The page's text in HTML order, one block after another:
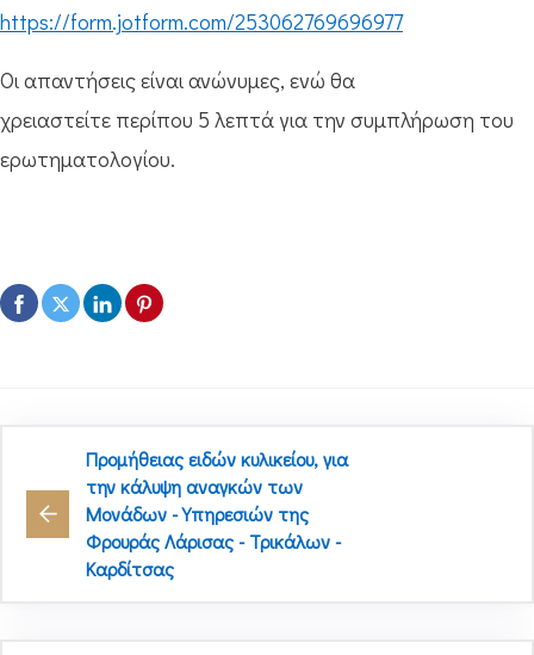
https://form.jotform.com/253062769696977
Οι απαντήσεις είναι ανώνυμες, ενώ θα
χρειαστείτε περίπου 5 λεπτά για την συμπλήρωση του
ερωτηματολογίου.
Προμήθειας ειδών κυλικείου, για
την κάλυψη αναγκών των
Μονάδων - Υπηρεσιών της
Φρουράς Λάρισας - Τρικάλων -
Καρδίτσας